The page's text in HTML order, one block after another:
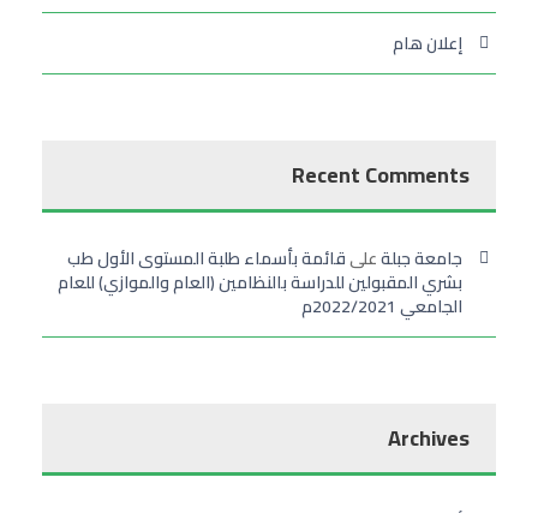
إعلان هام
Recent Comments
جامعة جبلةعلىقائمة بأسماء طلبة المستوى الأول طب
بشري المقبولين للدراسة بالنظامين (العام والموازي) للعام
الجامعي 2022/2021م
Archives